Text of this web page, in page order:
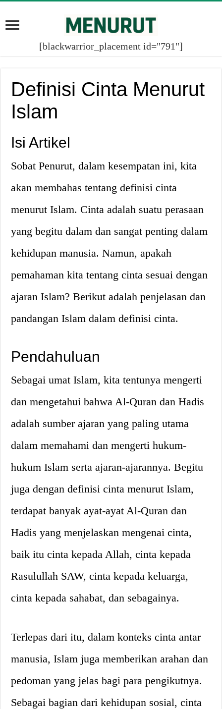
[blackwarrior_placement id="791"]
Definisi Cinta Menurut
Islam
Isi Artikel
Sobat Penurut, dalam kesempatan ini, kita
akan membahas tentang definisi cinta
menurut Islam. Cinta adalah suatu perasaan
yang begitu dalam dan sangat penting dalam
kehidupan manusia. Namun, apakah
pemahaman kita tentang cinta sesuai dengan
ajaran Islam? Berikut adalah penjelasan dan
pandangan Islam dalam definisi cinta.
Pendahuluan
Sebagai umat Islam, kita tentunya mengerti
dan mengetahui bahwa Al-Quran dan Hadis
adalah sumber ajaran yang paling utama
dalam memahami dan mengerti hukum-
hukum Islam serta ajaran-ajarannya. Begitu
juga dengan definisi cinta menurut Islam,
terdapat banyak ayat-ayat Al-Quran dan
Hadis yang menjelaskan mengenai cinta,
baik itu cinta kepada Allah, cinta kepada
Rasulullah SAW, cinta kepada keluarga,
cinta kepada sahabat, dan sebagainya.
Terlepas dari itu, dalam konteks cinta antar
manusia, Islam juga memberikan arahan dan
pedoman yang jelas bagi para pengikutnya.
Sebagai bagian dari kehidupan sosial, cinta